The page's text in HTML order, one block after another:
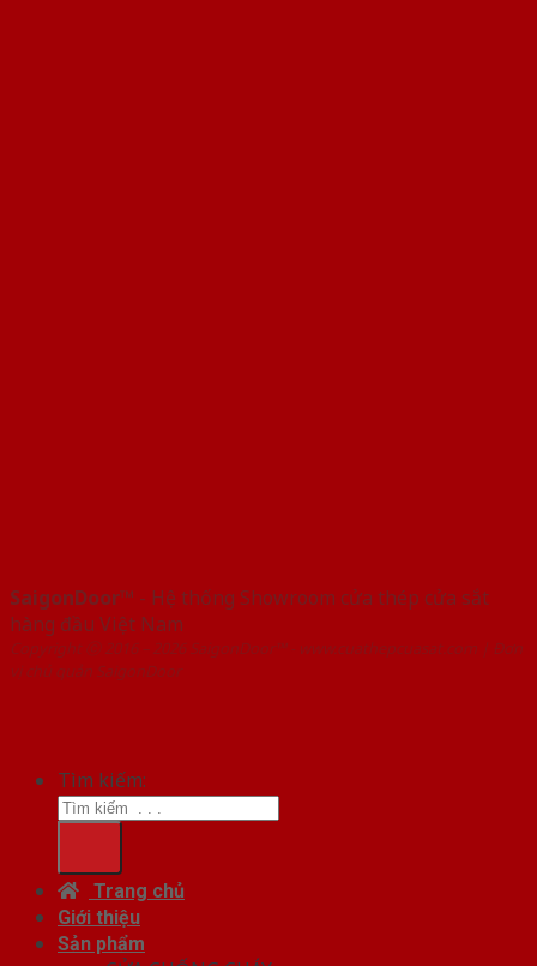
SaigonDoor™ - Hệ thống Showroom cửa thép cửa sắt
hàng đầu Việt Nam
Copyright ⓒ 2016 – 2026 SaigonDoor™ - www.cuathepcuasat.com | Đơn
vị chủ quản SaigonDoor
Tìm kiếm:
Trang chủ
Giới thiệu
Sản phẩm